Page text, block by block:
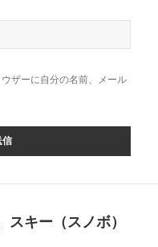
ザーに自分の名前、メール
キー（スノボ）